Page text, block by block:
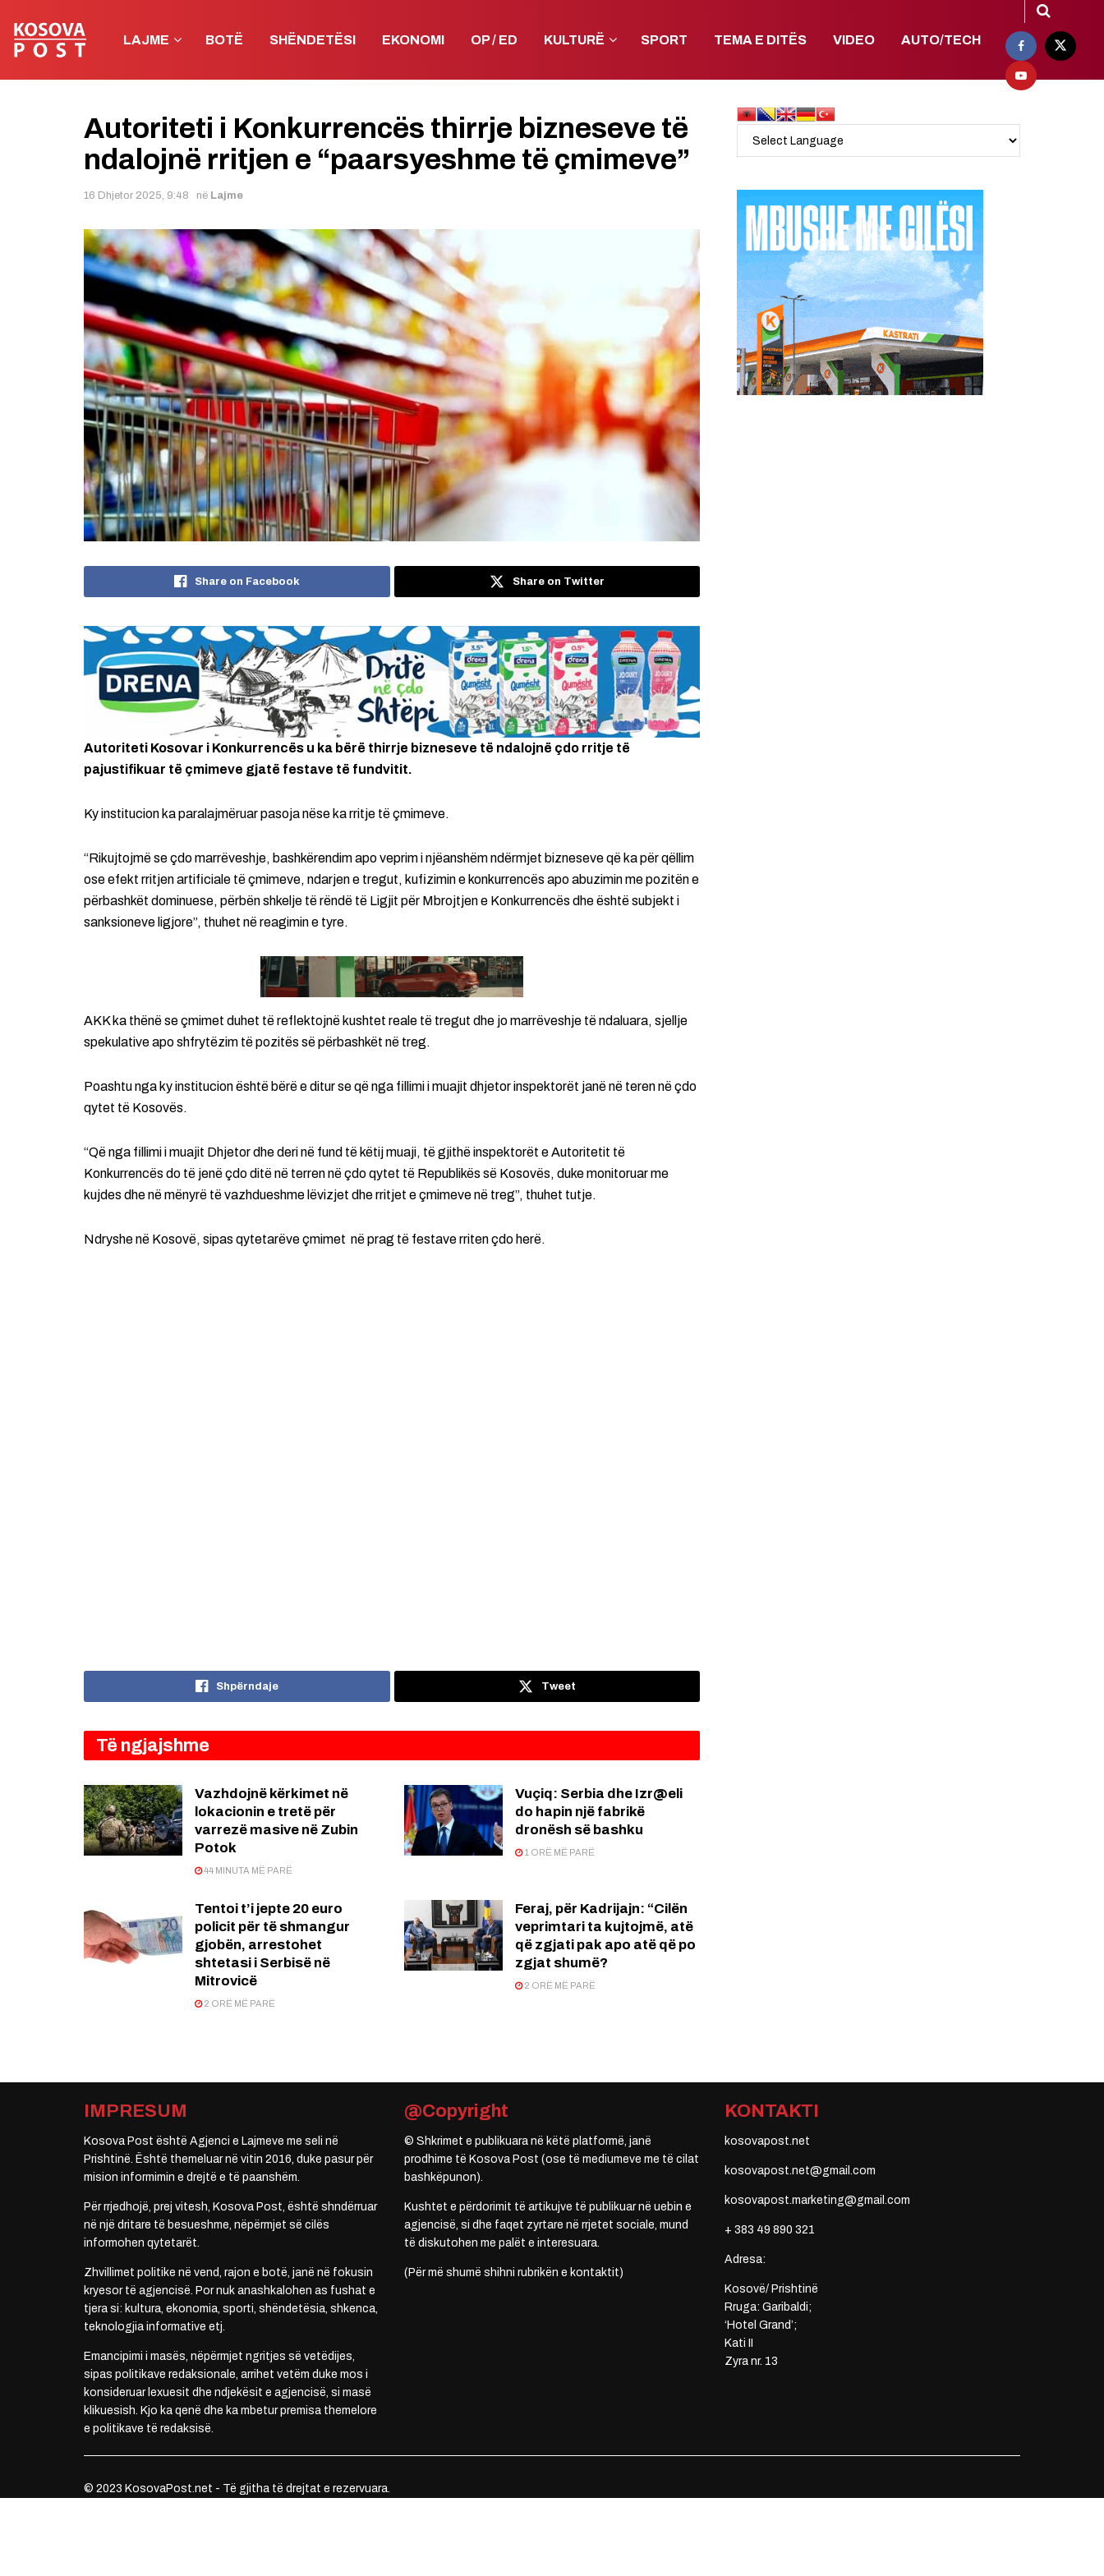
LAJME BOTË SHËNDETËSI EKONOMI OP / ED KULTURË SPORT TEMA E DITËS VIDEO AUTO/TECH
Autoriteti i Konkurrencës thirrje bizneseve të
ndalojnë rritjen e “paarsyeshme të çmimeve”
16 Dhjetor 2025, 9:48 në Lajme
Share on Facebook Share on Twitter
Autoriteti Kosovar i Konkurrencës u ka bërë thirrje bizneseve të ndalojnë çdo rritje të
pajustifikuar të çmimeve gjatë festave të fundvitit.
Ky institucion ka paralajmëruar pasoja nëse ka rritje të çmimeve.
“Rikujtojmë se çdo marrëveshje, bashkërendim apo veprim i njëanshëm ndërmjet bizneseve që ka për qëllim
ose efekt rritjen artificiale të çmimeve, ndarjen e tregut, kufizimin e konkurrencës apo abuzimin me pozitën e
përbashkët dominuese, përbën shkelje të rëndë të Ligjit për Mbrojtjen e Konkurrencës dhe është subjekt i
sanksioneve ligjore”, thuhet në reagimin e tyre.
AKK ka thënë se çmimet duhet të reflektojnë kushtet reale të tregut dhe jo marrëveshje të ndaluara, sjellje
spekulative apo shfrytëzim të pozitës së përbashkët në treg.
Poashtu nga ky institucion është bërë e ditur se që nga fillimi i muajit dhjetor inspektorët janë në teren në çdo
qytet të Kosovës.
“Që nga fillimi i muajit Dhjetor dhe deri në fund të këtij muaji, të gjithë inspektorët e Autoritetit të
Konkurrencës do të jenë çdo ditë në terren në çdo qytet të Republikës së Kosovës, duke monitoruar me
kujdes dhe në mënyrë të vazhdueshme lëvizjet dhe rritjet e çmimeve në treg”, thuhet tutje.
Ndryshe në Kosovë, sipas qytetarëve çmimet në prag të festave rriten çdo herë.
Shpërndaje Tweet
Të ngjajshme
Vazhdojnë kërkimet në
lokacionin e tretë për
varrezë masive në Zubin
Potok
44 MINUTA MË PARË
Vuçiq: Serbia dhe Izr@eli
do hapin një fabrikë
dronësh së bashku
1 ORË MË PARË
Tentoi t’i jepte 20 euro
policit për të shmangur
gjobën, arrestohet
shtetasi i Serbisë në
Mitrovicë
2 ORË MË PARË
Feraj, për Kadrijajn: “Cilën
veprimtari ta kujtojmë, atë
që zgjati pak apo atë që po
zgjat shumë?
2 ORË MË PARË
IMPRESUM
Kosova Post është Agjenci e Lajmeve me seli në
Prishtinë. Është themeluar në vitin 2016, duke pasur për
mision informimin e drejtë e të paanshëm.
Për rrjedhojë, prej vitesh, Kosova Post, është shndërruar
në një dritare të besueshme, nëpërmjet së cilës
informohen qytetarët.
Zhvillimet politike në vend, rajon e botë, janë në fokusin
kryesor të agjencisë. Por nuk anashkalohen as fushat e
tjera si: kultura, ekonomia, sporti, shëndetësia, shkenca,
teknologjia informative etj.
Emancipimi i masës, nëpërmjet ngritjes së vetëdijes,
sipas politikave redaksionale, arrihet vetëm duke mos i
konsideruar lexuesit dhe ndjekësit e agjencisë, si masë
klikuesish. Kjo ka qenë dhe ka mbetur premisa themelore
e politikave të redaksisë.
@Copyright
© Shkrimet e publikuara në këtë platformë, janë
prodhime të Kosova Post (ose të mediumeve me të cilat
bashkëpunon).
Kushtet e përdorimit të artikujve të publikuar në uebin e
agjencisë, si dhe faqet zyrtare në rrjetet sociale, mund
të diskutohen me palët e interesuara.
(Për më shumë shihni rubrikën e kontaktit)
KONTAKTI
kosovapost.net
kosovapost.net@gmail.com
kosovapost.marketing@gmail.com
+ 383 49 890 321
Adresa:
Kosovë/ Prishtinë
Rruga: Garibaldi;
‘Hotel Grand’;
Kati II
Zyra nr. 13
© 2023 KosovaPost.net - Të gjitha të drejtat e rezervuara.